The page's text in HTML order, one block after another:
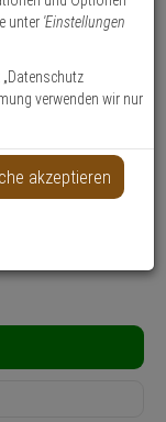
Vario
unter 'Einstellungen
verwenden wir nur
akzeptieren